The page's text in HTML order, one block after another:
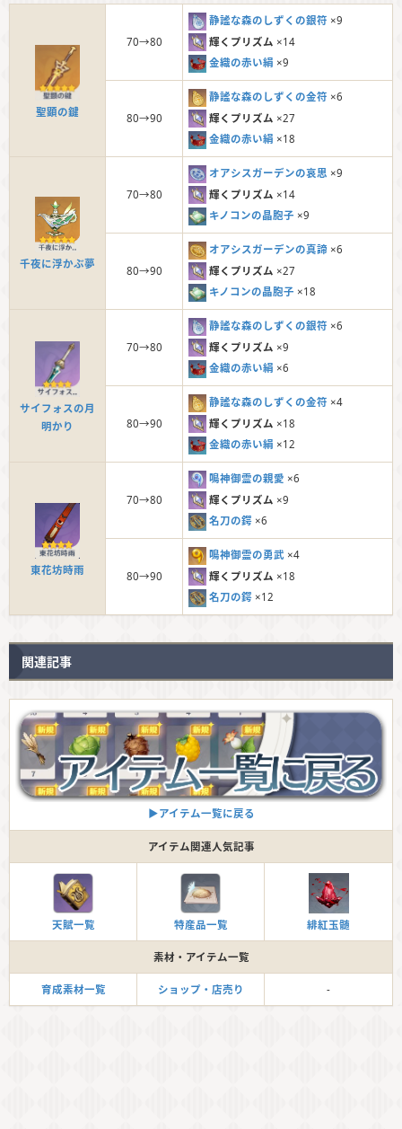
聖顕の鍵
70→80
静謐な森のしずくの銀符 ×9
輝くプリズム ×14
金織の赤い絹 ×9
80→90
静謐な森のしずくの金符 ×6
輝くプリズム ×27
金織の赤い絹 ×18
千夜に浮かぶ夢
70→80
オアシスガーデンの哀思 ×9
輝くプリズム ×14
キノコンの晶胞子 ×9
80→90
オアシスガーデンの真諦 ×6
輝くプリズム ×27
キノコンの晶胞子 ×18
サイフォスの月
明かり
70→80
静謐な森のしずくの銀符 ×6
輝くプリズム ×9
金織の赤い絹 ×6
80→90
静謐な森のしずくの金符 ×4
輝くプリズム ×18
金織の赤い絹 ×12
東花坊時雨
70→80
鳴神御霊の親愛 ×6
輝くプリズム ×9
名刀の鍔 ×6
80→90
鳴神御霊の勇武 ×4
輝くプリズム ×18
名刀の鍔 ×12
関連記事
▶︎アイテム一覧に戻る
アイテム関連人気記事
天賦一覧 特産品一覧 緋紅玉髄
素材・アイテム一覧
育成素材一覧 ショップ・店売り -